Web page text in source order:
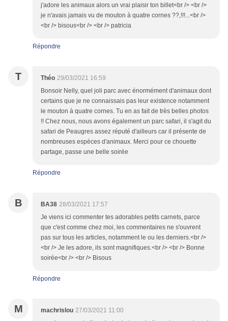
j'adore les animaux alors un vrai plaisir ton billet<br /> <br />
je n'avais jamais vu de mouton à quatre cornes ??,!!!...<br />
<br /> bisous<br /> <br /> patricia
Répondre
T Théo 29/03/2021 16:59
Bonsoir Nelly, quel joli parc avec énormément d'animaux dont
certains que je ne connaissais pas leur existence notamment
le mouton à quatre cornes. Tu en as fait de très belles photos
!! Chez nous, nous avons également un parc safari, il s'agit du
safari de Peaugres assez réputé d'ailleurs car il présente de
nombreuses espèces d'animaux. Merci pour ce chouette
partage, passe une belle soirée
Répondre
B BA38 28/03/2021 17:57
Je viens ici commenter tes adorables petits carnets, parce
que c'est comme chez moi, les commentaires ne s'ouvrent
pas sur tous les articles, notamment le ou les derniers.<br />
<br /> Je les adore, ils sont magnifiques.<br /> <br /> Bonne
soirée<br /> <br /> Bisous
Répondre
M machrislou 27/03/2021 11:00